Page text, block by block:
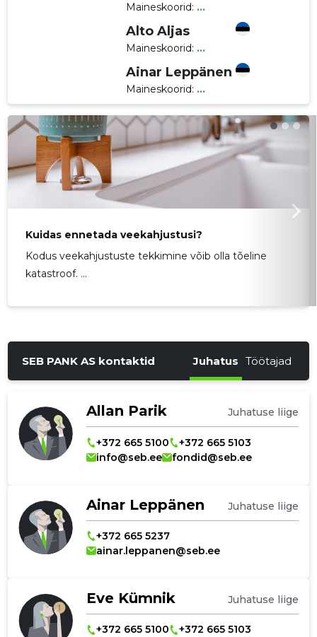
Maineskoorid: ...
Alto Aljas
Maineskoorid: ...
Ainar Leppänen
Maineskoorid: ...
Kuidas ennetada veekahjustusi?
Kodus veekahjustuste tekkimine võib olla tõeline
katastroof. ...
SEB PANK AS kontaktid Juhatus Töötajad
Allan Parik Juhatuse liige
+372 665 5100
+372 665 5103
info@seb.ee
fondid@seb.ee
Ainar Leppänen Juhatuse liige
+372 665 5237
ainar.leppanen@seb.ee
Eve Kümnik Juhatuse liige
+372 665 5100
+372 665 5103